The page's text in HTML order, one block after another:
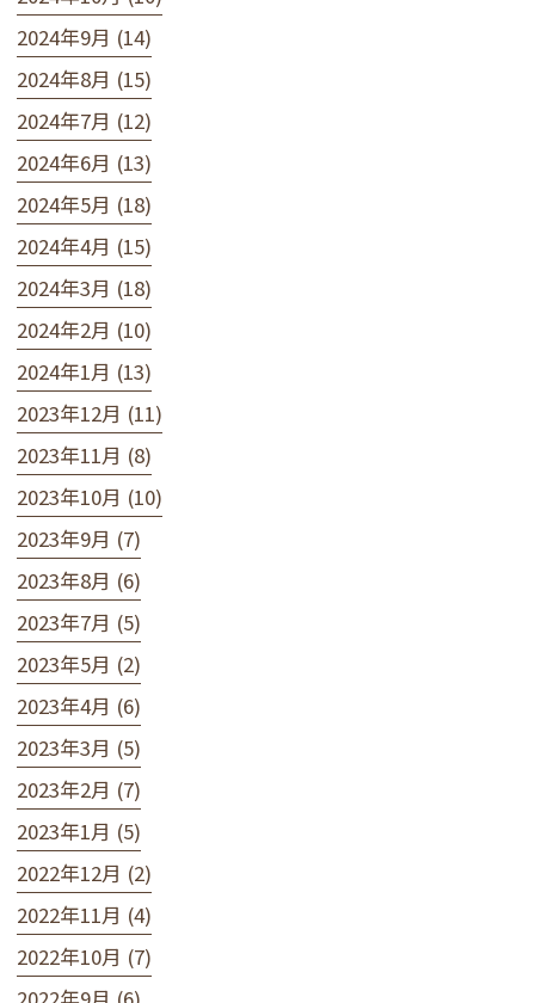
2024年9月 (14)
2024年8月 (15)
2024年7月 (12)
2024年6月 (13)
2024年5月 (18)
2024年4月 (15)
2024年3月 (18)
2024年2月 (10)
2024年1月 (13)
2023年12月 (11)
2023年11月 (8)
2023年10月 (10)
2023年9月 (7)
2023年8月 (6)
2023年7月 (5)
2023年5月 (2)
2023年4月 (6)
2023年3月 (5)
2023年2月 (7)
2023年1月 (5)
2022年12月 (2)
2022年11月 (4)
2022年10月 (7)